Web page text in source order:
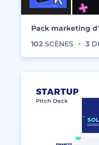
Pack marketing
102 SCÈNES 3